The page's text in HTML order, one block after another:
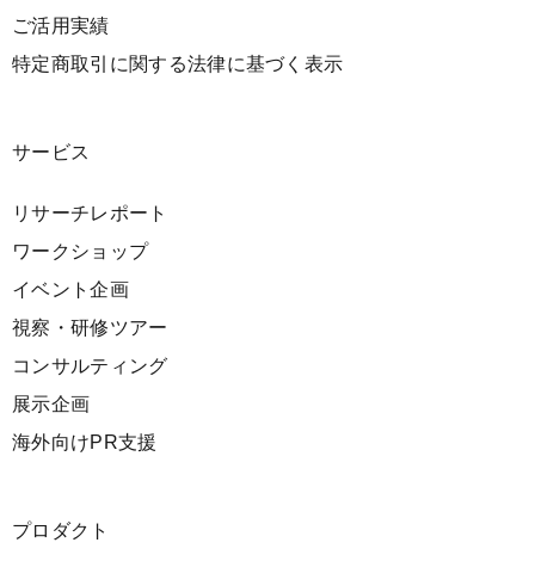
ご活用実績
特定商取引に関する法律に基づく表示
サービス
リサーチレポート
ワークショップ
イベント企画
視察・研修ツアー
コンサルティング
展示企画
海外向けPR支援
プロダクト